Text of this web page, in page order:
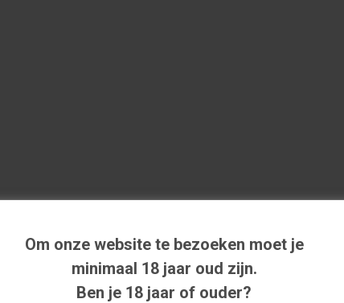
Om onze website te bezoeken moet je
minimaal 18 jaar oud zijn.
Ben je 18 jaar of ouder?